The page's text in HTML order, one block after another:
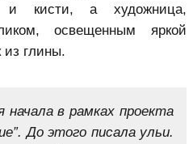
и кисти, а художница,
освещенным яркой
из глины.
начала в рамках проекта
До этого писала ульи.